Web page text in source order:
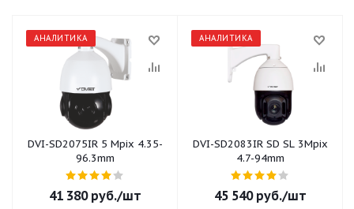
АНАЛИТИКА
DVI-SD2075IR 5 Mpix 4.35-
96.3mm
41 380руб./шт
АНАЛИТИКА
DVI-SD2083IR SD SL 3Mpix
4.7-94mm
45 540руб./шт